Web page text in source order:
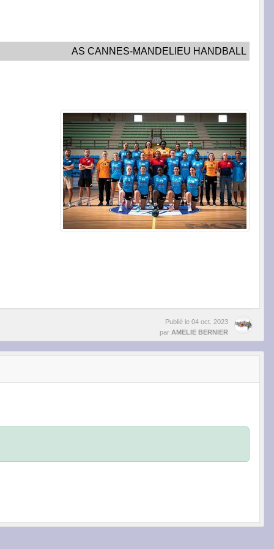
AS CANNES-MANDELIEU HANDBALL
Publié le 04 oct. 2023
par AMELIE BERNIER